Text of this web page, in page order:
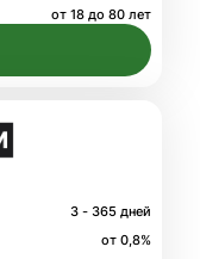
от 18 до 80 лет
3 - 365 дней
от 0,8%